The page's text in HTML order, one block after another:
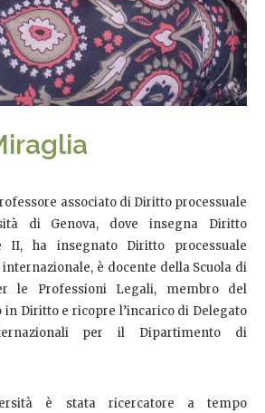
associato di Diritto processuale
di Genova, dove insegna Diritto
II, ha insegnato Diritto processuale
è docente della Scuola di
le Professioni Legali, membro del
in Diritto e ricopre l’incarico di Delegato
per il Dipartimento di
è stata ricercatore a tempo